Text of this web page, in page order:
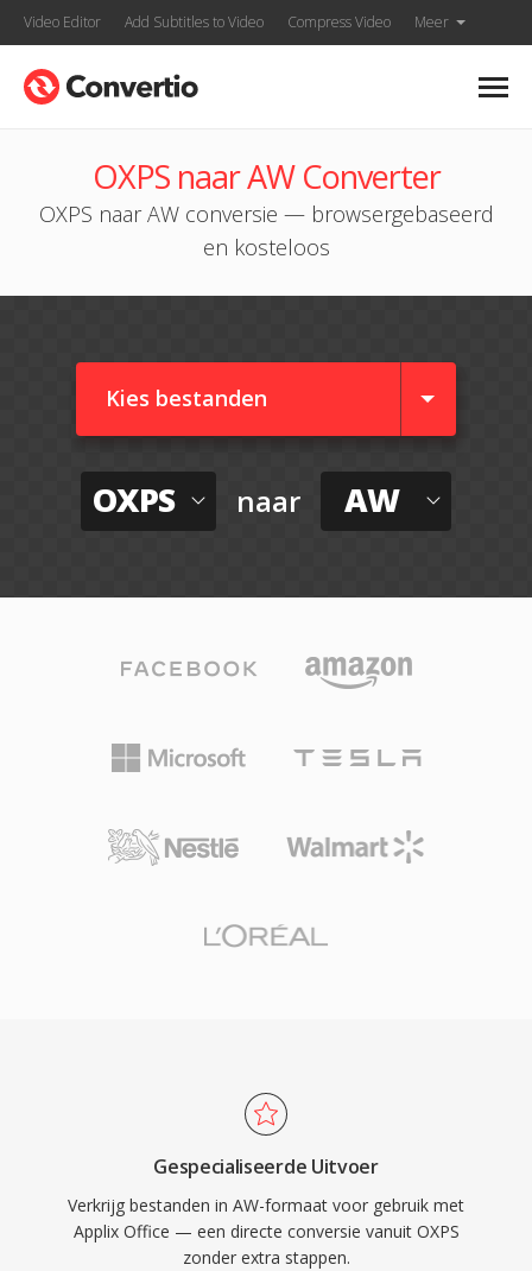
Video Editor Add Subtitles to Video Compress Video Meer
OXPS naar AW Converter
OXPS naar AW conversie — browsergebaseerd
en kosteloos
Kies bestanden
OXPS naar AW
Gespecialiseerde Uitvoer
Verkrijg bestanden in AW-formaat voor gebruik met
Applix Office — een directe conversie vanuit OXPS
zonder extra stappen.